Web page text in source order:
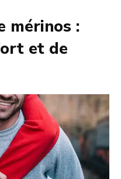
mérinos :
et de